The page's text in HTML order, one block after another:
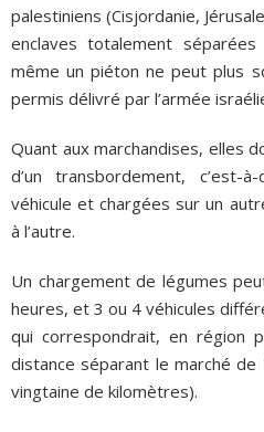
palestiniens (Cisjordanie,
enclaves totalement
même un piéton ne peut plus
permis délivré par l’armée
Quant aux marchandises, elles
d’un transbordement, c’est-
véhicule et chargées sur un
à l’autre.
Un chargement de légumes
heures, et 3 ou 4 véhicules
qui correspondrait, en région
distance séparant le marché de
vingtaine de kilomètres).